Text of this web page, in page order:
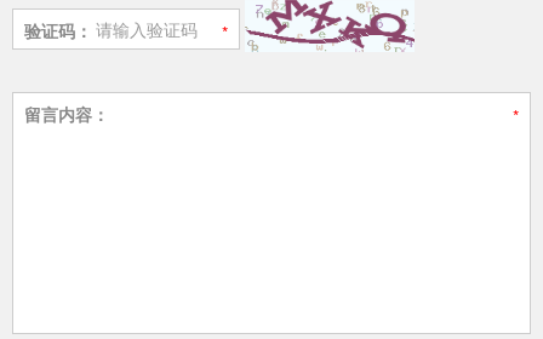
验证码：
留言内容：